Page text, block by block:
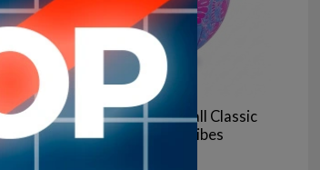
Pelota Beach Volleyball Classic
MIKASA Good Vibes